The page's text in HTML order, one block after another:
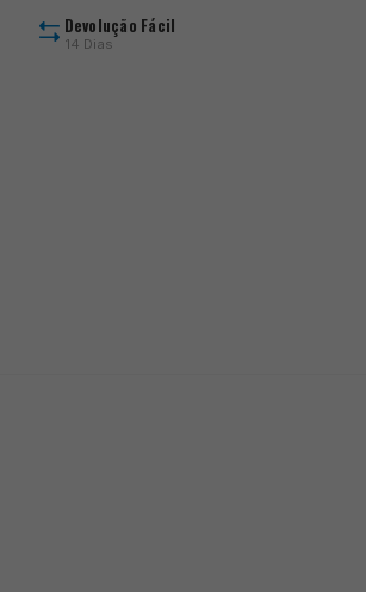
Devolução Fácil
14 Dias